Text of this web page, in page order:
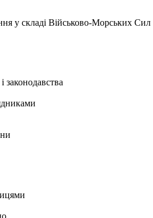
у складі Військово-Морських
законодавства